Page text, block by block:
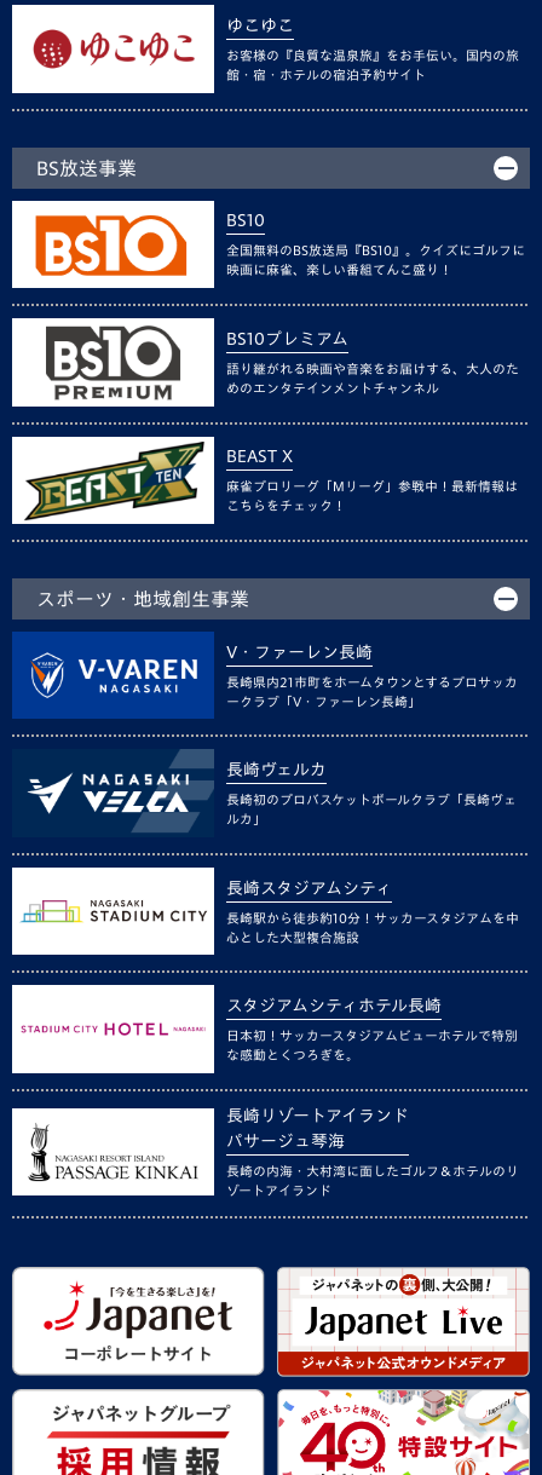
ゆこゆこ
お客様の『良質な温泉旅』をお手伝い。国内の旅
館・宿・ホテルの宿泊予約サイト
BS放送事業
BS10
全国無料のBS放送局『BS10』。クイズにゴルフに
映画に麻雀、楽しい番組てんこ盛り！
BS10プレミアム
語り継がれる映画や音楽をお届けする、大人のた
めのエンタテインメントチャンネル
BEAST X
麻雀プロリーグ「Mリーグ」参戦中！最新情報は
こちらをチェック！
スポーツ・地域創生事業
V・ファーレン長崎
長崎県内21市町をホームタウンとするプロサッカ
ークラブ「V・ファーレン長崎」
長崎ヴェルカ
長崎初のプロバスケットボールクラブ「長崎ヴェ
ルカ」
長崎スタジアムシティ
長崎駅から徒歩約10分！サッカースタジアムを中
心とした大型複合施設
スタジアムシティホテル長崎
日本初！サッカースタジアムビューホテルで特別
な感動とくつろぎを。
長崎リゾートアイランド
パサージュ琴海
長崎の内海・大村湾に面したゴルフ＆ホテルのリ
ゾートアイランド